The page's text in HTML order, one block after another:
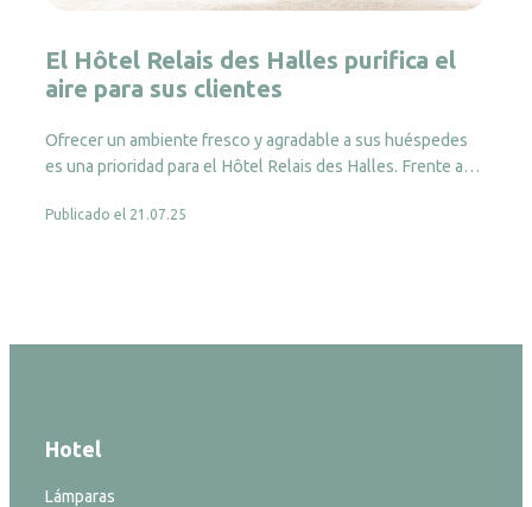
El Hôtel Relais des Halles purifica el
aire para sus clientes
Ofrecer un ambiente fresco y agradable a sus huéspedes
es una prioridad para el Hôtel Relais des Halles. Frente a…
Publicado el 21.07.25
Hotel
Lámparas